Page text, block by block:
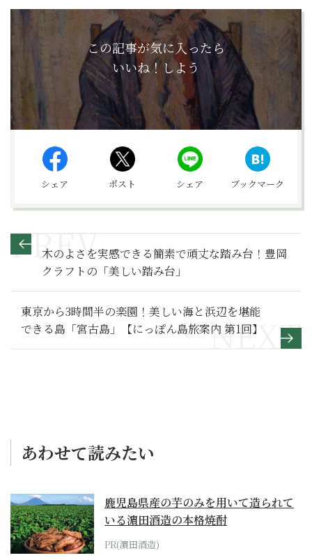
この記事が気に入ったら
いいね！しよう
シェア ポスト シェア ブックマーク
木のよさを実感できる簡素で頑丈な踏み台！豊岡
クラフトの「美しい踏み台」
東京から3時間半の楽園！美しい海と浜辺を堪能
できる島「宮古島」【にっぽん島旅案内 第1回】
あわせて読みたい
鹿児島県産の芋のみを用いて造られて
いる濵田酒造の本格焼酎
PR(濵田酒造)